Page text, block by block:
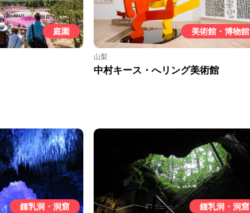
庭園 美術館・博物館
山梨
中村キース・へリング美術館
鍾乳洞・洞窟 鍾乳洞・洞窟